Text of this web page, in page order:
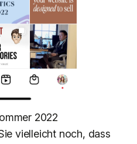
2022
vielleicht noch, dass